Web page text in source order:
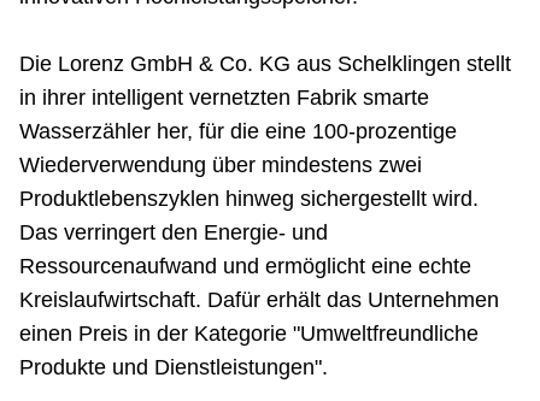
Die Lorenz GmbH & Co. KG aus Schelklingen stellt
in ihrer intelligent vernetzten Fabrik smarte
Wasserzähler her, für die eine 100-prozentige
Wiederverwendung über mindestens zwei
Produktlebenszyklen hinweg sichergestellt wird.
Das verringert den Energie- und
Ressourcenaufwand und ermöglicht eine echte
Kreislaufwirtschaft. Dafür erhält das Unternehmen
einen Preis in der Kategorie "Umweltfreundliche
Produkte und Dienstleistungen".